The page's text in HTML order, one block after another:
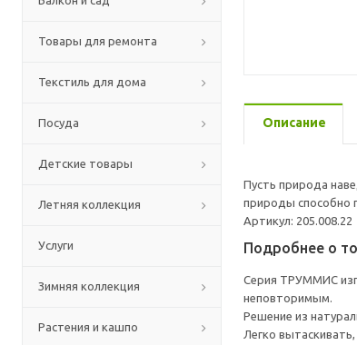
Товары для ремонта
Текстиль для дома
Посуда
Детские товары
Летняя коллекция
Услуги
Зимняя коллекция
Растения и кашпо
Описание
Пусть природа
природы способно
Артикул: 205.008.22
Подробнее о
Серия ТРУММИС
неповторимым.
Решение из
Легко